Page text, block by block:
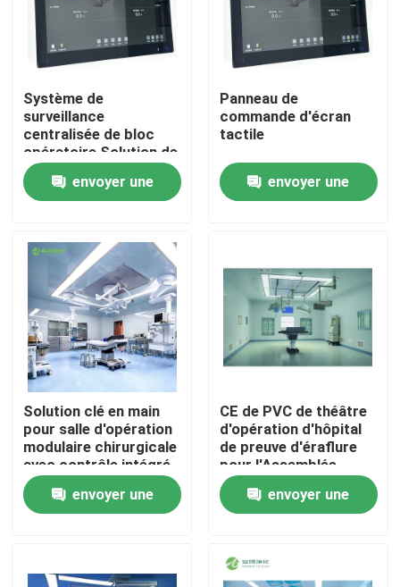
Maison
Produits
Au sujet de nous
Visite d'usine
Contrôle de qualité
Contactez-nous
Nouvelles
Cas
Pièce propre modulaire
Système de
surveillance
centralisée de bloc
opératoire Solution de
contrôle tout-en-un
pour salle d'opération
avec intégration de 6
envoyer une
Panneau de
commande d'écran
tactile
envoyer une
Solution clé en main
pour salle d'opération
modulaire chirurgicale
avec contrôle intégré
par automate
envoyer une
CE de PVC de théâtre
d'opération d'hôpital
de preuve d'éraflure
pour l'Assemblée
rapide d'hôpital
envoyer une